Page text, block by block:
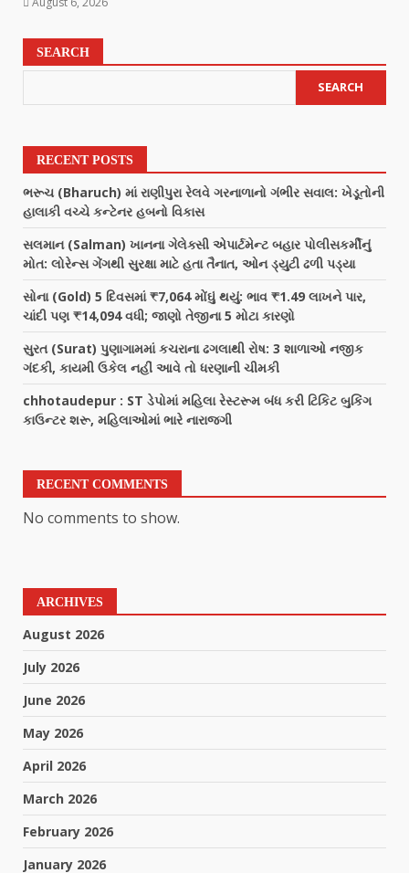
SEARCH
SEARCH
RECENT POSTS
ભરૂચ (Bharuch) માં રાણીપુરા રેલવે ગરનાળાનો ગંભીર સવાલ: ખેડૂતોની
હાલાકી વચ્ચે કન્ટેનર હબનો વિકાસ
સલમાન (Salman) ખાનના ગેલેક્સી એપાર્ટમેન્ટ બહાર પોલીસકર્મીનું
મોત: લોરેન્સ ગેંગથી સુરક્ષા માટે હતા તૈનાત, ઓન ડ્યુટી ઢળી પડ્યા
સોના (Gold) 5 દિવસમાં ₹7,064 મોંઘું થયું: ભાવ ₹1.49 લાખને પાર,
ચાંદી પણ ₹14,094 વધી; જાણો તેજીના 5 મોટા કારણો
સુરત (Surat) પુણાગામમાં કચરાના ઢગલાથી રોષ: 3 શાળાઓ નજીક
ગંદકી, કાયમી ઉકેલ નહીં આવે તો ધરણાની ચીમકી
chhotaudepur : ST ડેપોમાં મહિલા રેસ્ટરૂમ બંધ કરી ટિકિટ બુકિંગ
કાઉન્ટર શરૂ, મહિલાઓમાં ભારે નારાજગી
RECENT COMMENTS
No comments to show.
ARCHIVES
August 2026
July 2026
June 2026
May 2026
April 2026
March 2026
February 2026
January 2026